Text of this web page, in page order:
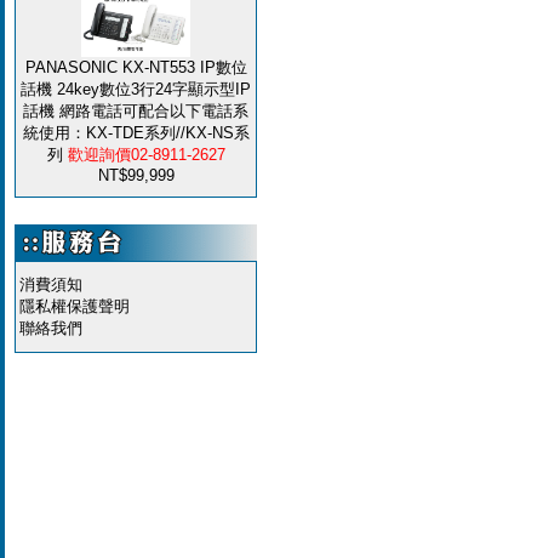
PANASONIC KX-NT553 IP數位
話機 24key數位3行24字顯示型IP
話機 網路電話可配合以下電話系
統使用：KX-TDE系列//KX-NS系
列 歡迎詢價02-8911-2627
NT$99,999
消費須知
隱私權保護聲明
聯絡我們